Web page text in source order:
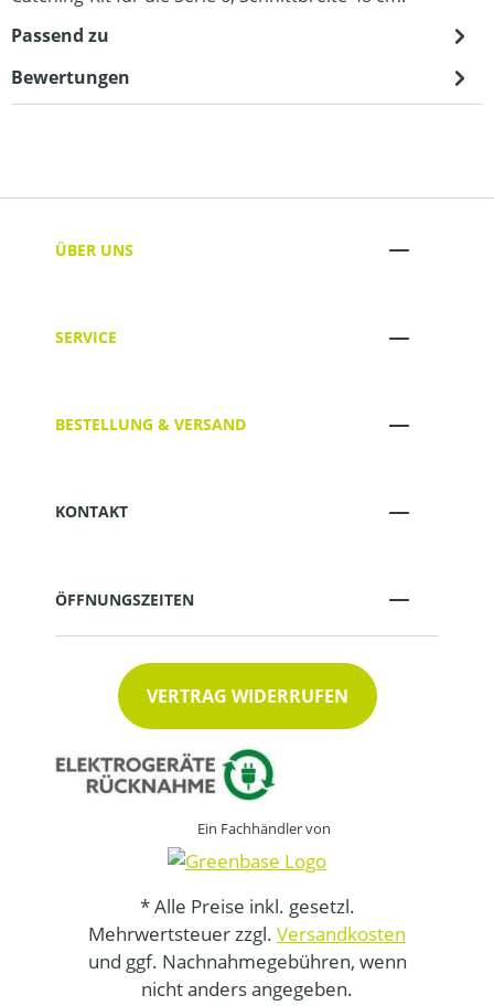
Passend zu
Bewertungen
ÜBER UNS
SERVICE
BESTELLUNG & VERSAND
KONTAKT
ÖFFNUNGSZEITEN
VERTRAG WIDERRUFEN
Ein Fachhändler von
* Alle Preise inkl. gesetzl.
Mehrwertsteuer zzgl. Versandkosten
und ggf. Nachnahmegebühren, wenn
nicht anders angegeben.